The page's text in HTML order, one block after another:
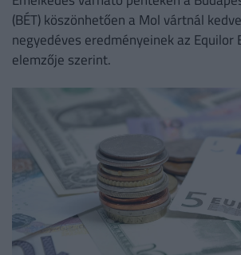
(BÉT) köszönhetően a Mol vártnál
negyedéves eredményeinek az
elemzője szerint.